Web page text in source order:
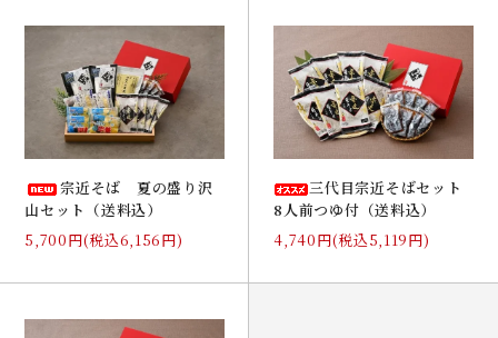
宗近そば 夏の盛り沢
山セット（送料込）
5,700円(税込6,156円)
三代目宗近そばセット
8人前つゆ付（送料込）
4,740円(税込5,119円)